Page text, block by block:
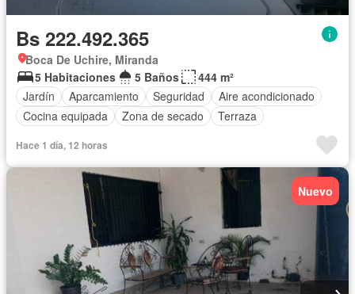
Bs 222.492.365
Boca De Uchire, Miranda
5 Habitaciones
5 Baños
444 m²
Jardín
Aparcamiento Seguridad
Aire acondicionado
Cocina equipada
Zona de secado Terraza
Hace 1 día, 12 horas
Nuevo